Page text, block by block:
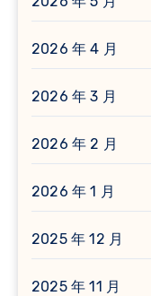
2026 年 4 月
2026 年 3 月
2026 年 2 月
2026 年 1 月
2025 年 12 月
2025 年 11 月